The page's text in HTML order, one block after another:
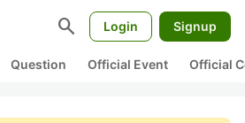
search Login Signup
Question Official Event Official